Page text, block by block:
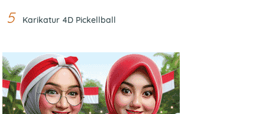
Karikatur 4D Pickellball